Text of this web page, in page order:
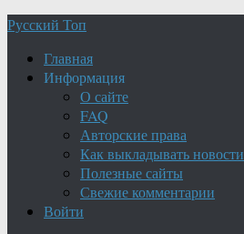
Русский Топ
Главная
Информация
О сайте
FAQ
Авторские права
Как выкладывать новости
Полезные сайты
Свежие комментарии
Войти